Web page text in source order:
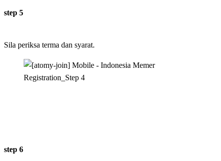
step 5
Sila periksa terma dan syarat.
step 6